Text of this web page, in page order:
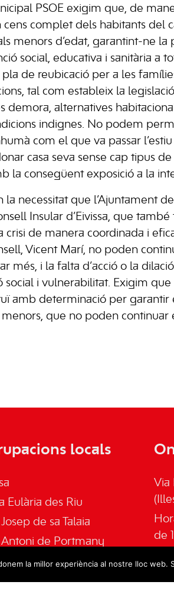
PSOE exigim que, de
cens complet dels habitants del
menors d’edat, garantint-ne la
social, educativa i sanitària a
de reubicació per a les
tal com estableix la
demora, alternatives
indignes. No podem
com el que va passar
casa seva sense cap tipus
la consegüent exposició a la
la necessitat que l’Ajuntament
Insular d’Eivissa, que
crisi de manera coordinada i
Vicent Marí, no poden
més, i la falta d’acció o la
social i vulnerabilitat. Exigim
amb determinació per
que no poden continuar
locals
Eulària des Riu
de sa Talaia
Antoni de Portmany
Joan de Labritja
Via
de
la millor experiència al nostre lloc